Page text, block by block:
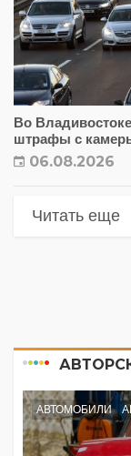
Во
штрафы с
06.08.2026
Читать еще
АВТОМОБИЛИ